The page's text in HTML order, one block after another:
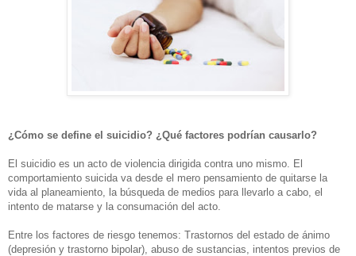
¿Cómo se define el suicidio? ¿Qué factores podrían causarlo?
El suicidio es un acto de violencia dirigida contra uno mismo. El
comportamiento suicida va desde el mero pensamiento de quitarse la
vida al planeamiento, la búsqueda de medios para llevarlo a cabo, el
intento de matarse y la consumación del acto.
Entre los factores de riesgo tenemos: Trastornos del estado de ánimo
(depresión y trastorno bipolar), abuso de sustancias, intentos previos de